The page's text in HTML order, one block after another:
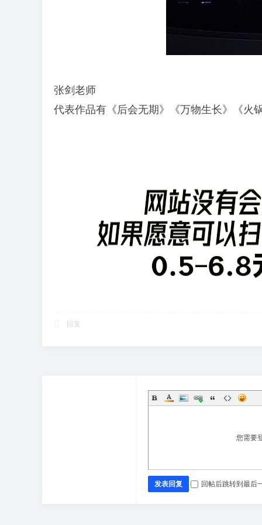
张剑老师
代表作品有《后会无期》《万物生长》《火
回复
您需要
发表回复 回帖后跳转到最后